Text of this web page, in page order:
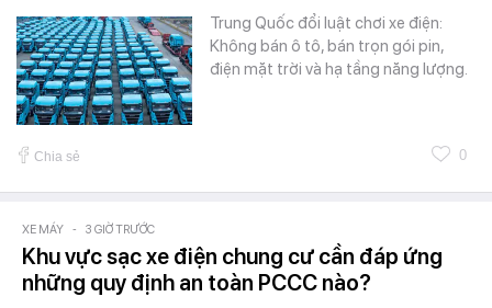
Trung Quốc đổi luật chơi xe điện:
Không bán ô tô, bán trọn gói pin,
điện mặt trời và hạ tầng năng lượng.
Chia sẻ 0
XE MÁY - 3 GIỜ TRƯỚC
Khu vực sạc xe điện chung cư cần đáp ứng
những quy định an toàn PCCC nào?